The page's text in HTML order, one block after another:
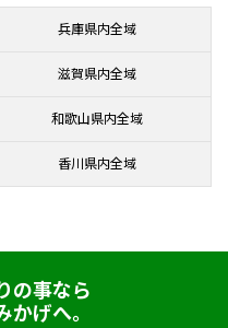
兵庫県内全域
滋賀県内全域
和歌山県内全域
香川県内全域
の事なら
かげへ。